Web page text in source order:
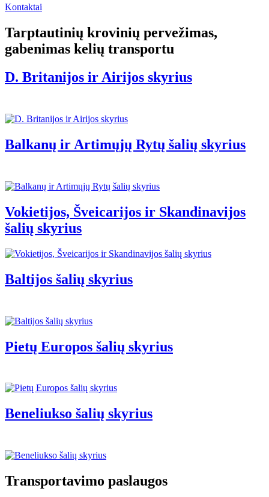
Kontaktai
Tarptautinių krovinių pervežimas,
gabenimas kelių transportu
D. Britanijos ir Airijos skyrius
Balkanų ir Artimųjų Rytų šalių skyrius
Vokietijos, Šveicarijos ir Skandinavijos
šalių skyrius
Baltijos šalių skyrius
Pietų Europos šalių skyrius
Beneliukso šalių skyrius
Transportavimo paslaugos